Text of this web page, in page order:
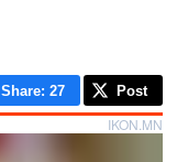
Share: 27 Post
IKON.MN